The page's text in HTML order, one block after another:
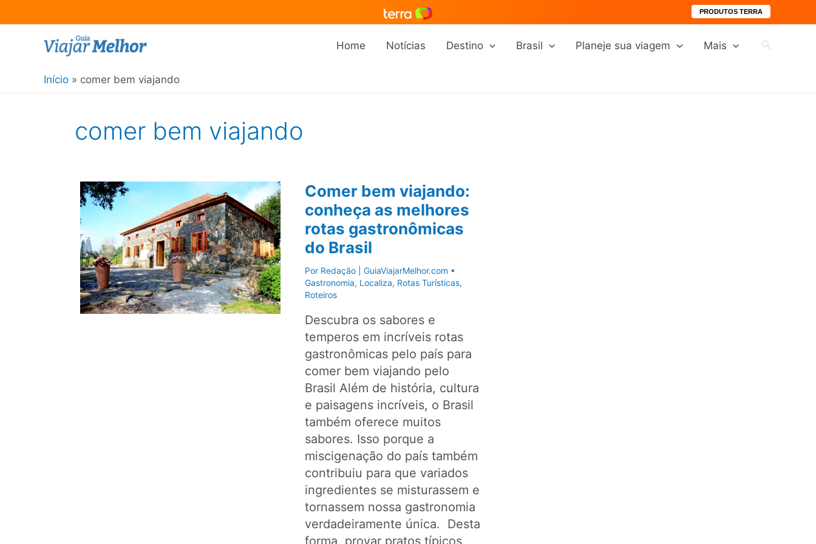
PRODUTOS TERRA
conteúdo
Home Notícias Destino Brasil Planeje sua viagem Mais Pesquisar
Início comer bem viajando
comer bem viajando
Comer bem viajando:
conheça as melhores
rotas gastronômicas
do Brasil
Por Redação | GuiaViajarMelhor.com •
Gastronomia, Localiza, Rotas Turísticas,
Roteiros
Descubra os sabores e
temperos em incríveis rotas
gastronômicas pelo país para
comer bem viajando pelo
Brasil Além de história, cultura
e paisagens incríveis, o Brasil
também oferece muitos
sabores. Isso porque a
miscigenação do país também
contribuiu para que variados
ingredientes se misturassem e
tornassem nossa gastronomia
verdadeiramente única. Desta
forma, provar pratos típicos